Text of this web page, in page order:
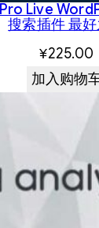
Live
搜索插件 最
¥225.00
加入购物